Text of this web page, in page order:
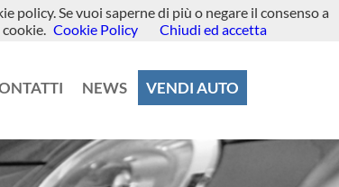
NEWS VENDI AUTO
Se vuoi saperne di più o negare il consenso a
Cookie Policy Chiudi ed accetta